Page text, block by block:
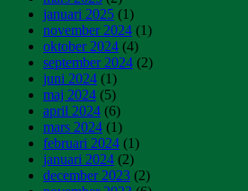
januari 2025 (1)
november 2024 (1)
oktober 2024 (4)
september 2024 (2)
juni 2024 (1)
maj 2024 (5)
april 2024 (6)
mars 2024 (1)
februari 2024 (1)
januari 2024 (2)
december 2023 (2)